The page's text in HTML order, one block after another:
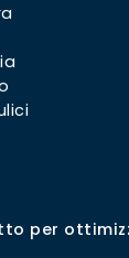
per